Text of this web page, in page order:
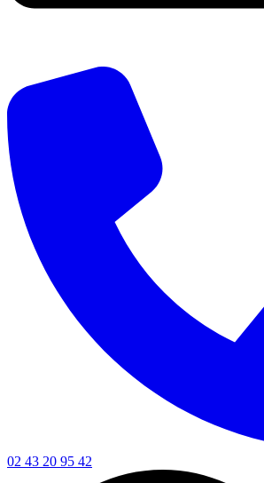
02 43 20 95 42